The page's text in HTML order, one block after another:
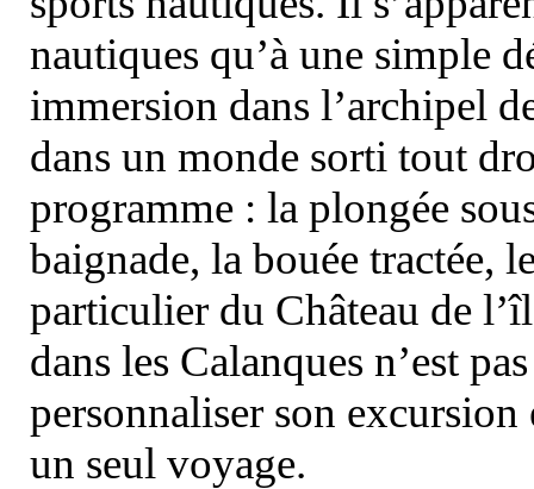
nautiques qu’à une simple
immersion dans l’archipel
dans un monde sorti tout
programme : la plongée
baignade, la bouée tractée,
particulier du Château de
dans les Calanques n’est
personnaliser son
un seul voyage.